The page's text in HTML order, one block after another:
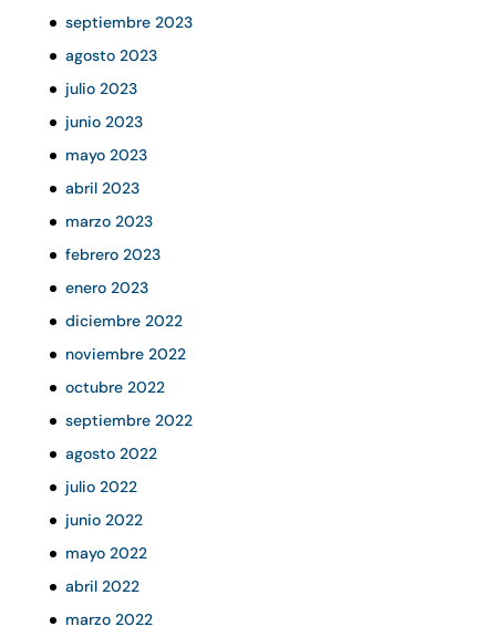
septiembre 2023
agosto 2023
julio 2023
junio 2023
mayo 2023
abril 2023
marzo 2023
febrero 2023
enero 2023
diciembre 2022
noviembre 2022
octubre 2022
septiembre 2022
agosto 2022
julio 2022
junio 2022
mayo 2022
abril 2022
marzo 2022